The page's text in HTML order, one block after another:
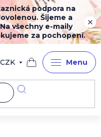
podpora na
Šijeme a
všechny e-maily
za pochopení.
CZK
Nákupní
košík